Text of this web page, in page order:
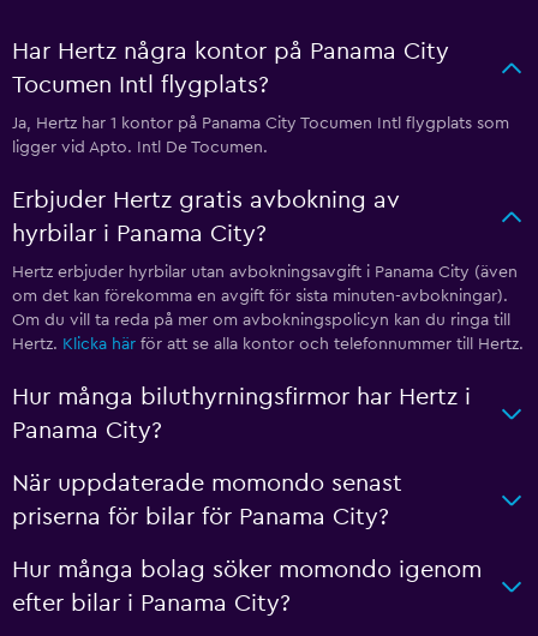
Har Hertz några kontor på Panama City
Tocumen Intl flygplats?
Ja, Hertz har 1 kontor på Panama City Tocumen Intl flygplats som
ligger vid Apto. Intl De Tocumen.
Erbjuder Hertz gratis avbokning av
hyrbilar i Panama City?
Hertz erbjuder hyrbilar utan avbokningsavgift i Panama City (även
om det kan förekomma en avgift för sista minuten-avbokningar).
Om du vill ta reda på mer om avbokningspolicyn kan du ringa till
Hertz. Klicka här för att se alla kontor och telefonnummer till Hertz.
Hur många biluthyrningsfirmor har Hertz i
Panama City?
När uppdaterade momondo senast
priserna för bilar för Panama City?
Hur många bolag söker momondo igenom
efter bilar i Panama City?